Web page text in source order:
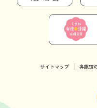
サイトマップ 各施設